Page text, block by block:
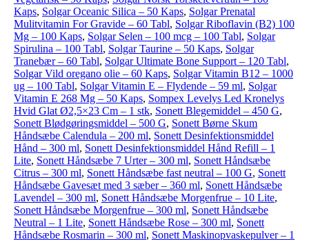
Kaps, Solgar Oceanic Silica – 50 Kaps, Solgar Prenatal
Mulitvitamin For Gravide – 60 Tabl, Solgar Riboflavin (B2) 100
Mg – 100 Kaps, Solgar Selen – 100 mcg – 100 Tabl, Solgar
Spirulina – 100 Tabl, Solgar Taurine – 50 Kaps, Solgar
Tranebær – 60 Tabl, Solgar Ultimate Bone Support – 120 Tabl,
Solgar Vild oregano olie – 60 Kaps, Solgar Vitamin B12 – 1000
ug – 100 Tabl, Solgar Vitamin E – Flydende – 59 ml, Solgar
Vitamin E 268 Mg – 50 Kaps, Sompex Levelys Led Kronelys
Hvid Glat Ø2,5×23 Cm – 1 stk, Sonett Blegemiddel – 450 G,
Sonett Blødgøringsmiddel – 500 G, Sonett Børne Skum
Håndsæbe Calendula – 200 ml, Sonett Desinfektionsmiddel
Hånd – 300 ml, Sonett Desinfektionsmiddel Hånd Refill – 1
Lite, Sonett Håndsæbe 7 Urter – 300 ml, Sonett Håndsæbe
Citrus – 300 ml, Sonett Håndsæbe fast neutral – 100 G, Sonett
Håndsæbe Gavesæt med 3 sæber – 360 ml, Sonett Håndsæbe
Lavendel – 300 ml, Sonett Håndsæbe Morgenfrue – 10 Lite,
Sonett Håndsæbe Morgenfrue – 300 ml, Sonett Håndsæbe
Neutral – 1 Lite, Sonett Håndsæbe Rose – 300 ml, Sonett
Håndsæbe Rosmarin – 300 ml, Sonett Maskinopvaskepulver – 1